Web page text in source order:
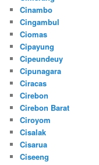
Cinambo
Cingambul
Ciomas
Cipayung
Cipeundeuy
Cipunagara
Ciracas
Cirebon
Cirebon Barat
Ciroyom
Cisalak
Cisarua
Ciseeng